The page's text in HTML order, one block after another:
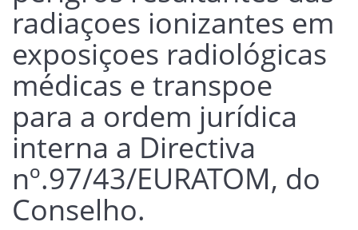
radiaçoes ionizantes em
exposiçoes radiológicas
médicas e transpoe
para a ordem jurídica
interna a Directiva
nº.97/43/EURATOM, do
Conselho.